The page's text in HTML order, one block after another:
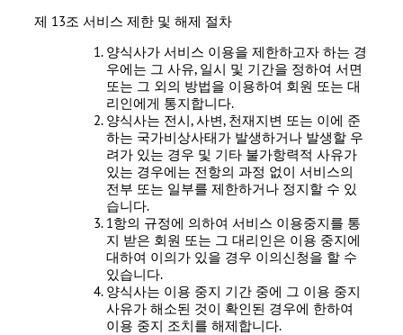
제 13조 서비스 제한 및 해제 절차
양식사가 서비스 이용을 제한하고자 하는 경
우에는 그 사유, 일시 및 기간을 정하여 서면
또는 그 외의 방법을 이용하여 회원 또는 대
리인에게 통지합니다.
양식사는 전시, 사변, 천재지변 또는 이에 준
하는 국가비상사태가 발생하거나 발생할 우
려가 있는 경우 및 기타 불가항력적 사유가
있는 경우에는 전항의 과정 없이 서비스의
전부 또는 일부를 제한하거나 정지할 수 있
습니다.
1항의 규정에 의하여 서비스 이용중지를 통
지 받은 회원 또는 그 대리인은 이용 중지에
대하여 이의가 있을 경우 이의신청을 할 수
있습니다.
양식사는 이용 중지 기간 중에 그 이용 중지
사유가 해소된 것이 확인된 경우에 한하여
이용 중지 조치를 해제합니다.